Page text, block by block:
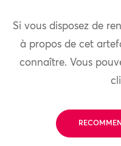
Si vous disposez de
à propos de cet
connaître. Vous